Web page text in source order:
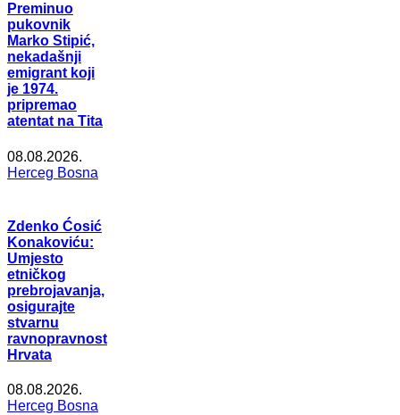
Preminuo
pukovnik
Marko Stipić,
nekadašnji
emigrant koji
je 1974.
pripremao
atentat na Tita
08.08.2026.
Herceg Bosna
Zdenko Ćosić
Konakoviću:
Umjesto
etničkog
prebrojavanja,
osigurajte
stvarnu
ravnopravnost
Hrvata
08.08.2026.
Herceg Bosna